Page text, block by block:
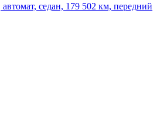
седан, 179 502 км, передний